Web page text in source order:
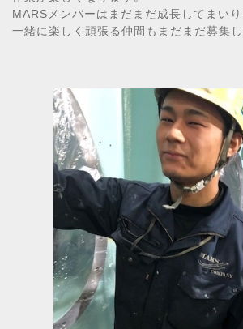
MARSメンバーはまだまだ成長してまいり
一緒に楽しく頑張る仲間もまだまだ募集し